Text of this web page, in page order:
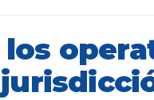
los